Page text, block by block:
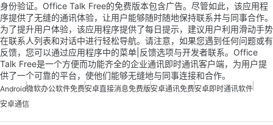
身份验证。Office Talk Free的免费版本包含广告。尽管如此，该应用程
序提供了无缝的通讯体验，让用户能够随时随地保持联系并与同事合作。
为了提升用户体验，该应用程序提供了每日提示，建议用户利用滑动手势
在联系人列表和对话中进行轻松导航。请注意，如果您遇到任何问题或有
反馈，您可以通过应用程序中的菜单|反馈选项与开发者联系。Office
Talk Free是一个方便而功能齐全的企业通讯即时通讯客户端，为用户提
供了一个可靠的平台，使他们能够无缝地与同事连接和合作。
Android微软办公软件免费安卓直接消息免费版安卓通讯免费安卓即时通讯软件
安卓通信